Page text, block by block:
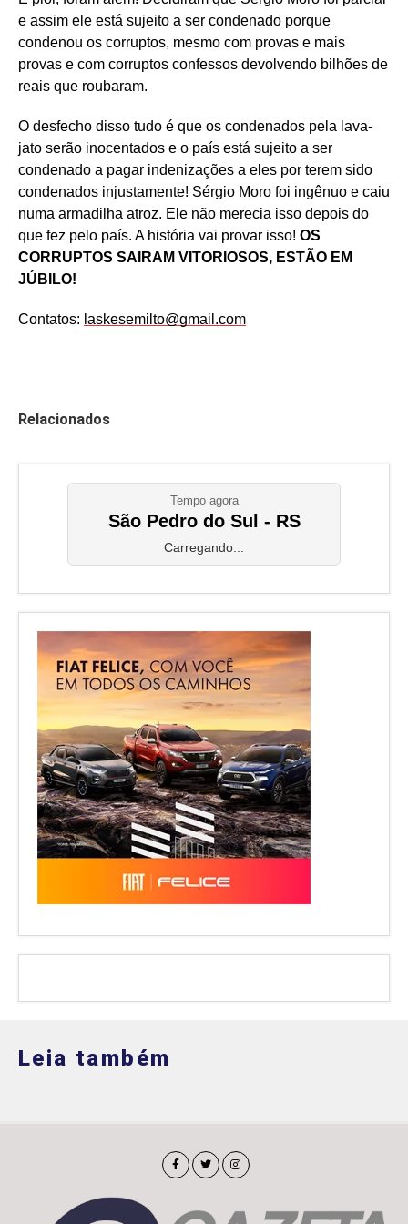
e assim ele está sujeito a ser condenado porque
condenou os corruptos, mesmo com provas e mais
provas e com corruptos confessos devolvendo bilhões de
reais que roubaram.
O desfecho disso tudo é que os condenados pela lava-
jato serão inocentados e o país está sujeito a ser
condenado a pagar indenizações a eles por terem sido
condenados injustamente! Sérgio Moro foi ingênuo e caiu
numa armadilha atroz. Ele não merecia isso depois do
que fez pelo país. A história vai provar isso! OS
CORRUPTOS SAIRAM VITORIOSOS, ESTÃO EM
JÚBILO!
Contatos: laskesemilto@gmail.com
Relacionados
Tempo agora
São Pedro do Sul - RS
Carregando...
Leia também